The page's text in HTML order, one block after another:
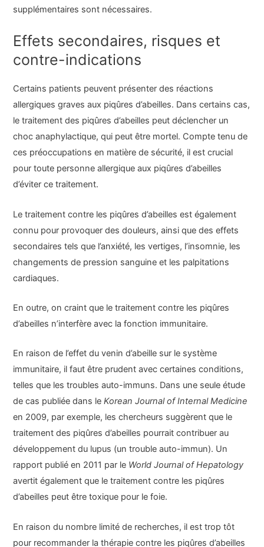
supplémentaires sont nécessaires.
Effets secondaires, risques et
contre-indications
Certains patients peuvent présenter des réactions
allergiques graves aux piqûres d’abeilles. Dans certains cas,
le traitement des piqûres d’abeilles peut déclencher un
choc anaphylactique, qui peut être mortel. Compte tenu de
ces préoccupations en matière de sécurité, il est crucial
pour toute personne allergique aux piqûres d’abeilles
d’éviter ce traitement.
Le traitement contre les piqûres d’abeilles est également
connu pour provoquer des douleurs, ainsi que des effets
secondaires tels que l’anxiété, les vertiges, l’insomnie, les
changements de pression sanguine et les palpitations
cardiaques.
En outre, on craint que le traitement contre les piqûres
d’abeilles n’interfère avec la fonction immunitaire.
En raison de l’effet du venin d’abeille sur le système
immunitaire, il faut être prudent avec certaines conditions,
telles que les troubles auto-immuns. Dans une seule étude
de cas publiée dans leKorean Journal of Internal Medicine
en 2009, par exemple, les chercheurs suggèrent que le
traitement des piqûres d’abeilles pourrait contribuer au
développement du lupus (un trouble auto-immun). Un
rapport publié en 2011 par le World Journal of Hepatology
avertit également que le traitement contre les piqûres
d’abeilles peut être toxique pour le foie.
En raison du nombre limité de recherches, il est trop tôt
pour recommander la thérapie contre les piqûres d’abeilles